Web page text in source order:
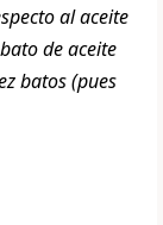
al aceite
de aceite
batos (pues